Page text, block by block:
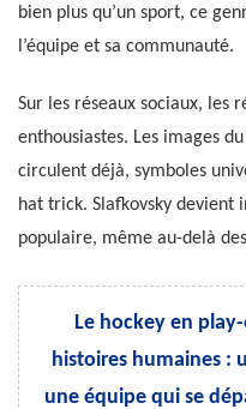
bien plus qu’un sport, ce
l’équipe et sa communauté.
Sur les réseaux sociaux, les
enthousiastes. Les images
circulent déjà, symboles
hat trick. Slafkovsky devient
populaire, même au-delà
Le hockey en
histoires humaines :
une équipe qui se